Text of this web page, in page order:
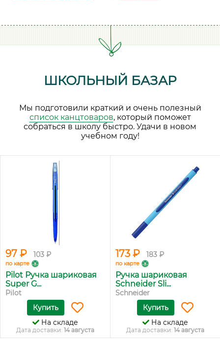
ШКОЛЬНЫЙ БАЗАР
Мы подготовили краткий и очень полезный
список канцтоваров, который поможет
собраться в школу быстро. Удачи в новом
учебном году!
97 ₽ 103 ₽
по карте
Pilot Ручка шариковая
Super G...
Pilot
Купить
На складе
Дата доставки: 14 августа
173 ₽ 183 ₽
по карте
Ручка шариковая
Schneider Sli...
Schneider
Купить
На складе
Дата доставки: 14 августа